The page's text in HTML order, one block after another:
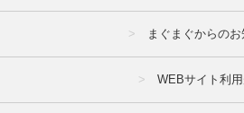
7月 8月
11月
まぐまぐからの
WEBサイト利